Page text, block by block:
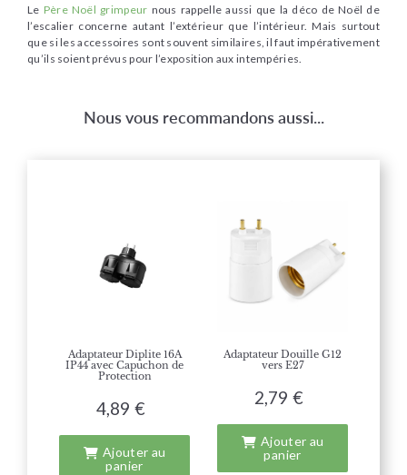
Le Père Noël grimpeur nous rappelle aussi que la déco de Noël de
l’escalier concerne autant l’extérieur que l’intérieur. Mais surtout
que si les accessoires sont souvent similaires, il faut impérativement
qu’ils soient prévus pour l’exposition aux intempéries.
Nous vous recommandons aussi...
Adaptateur Diplite 16A
IP44 avec Capuchon de
Protection
4,89 €
Ajouter au
panier
Adaptateur Douille G12
vers E27
2,79 €
Ajouter au
panier